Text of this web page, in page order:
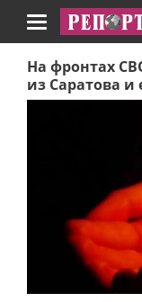
Навигация
На фронтах
из Саратова